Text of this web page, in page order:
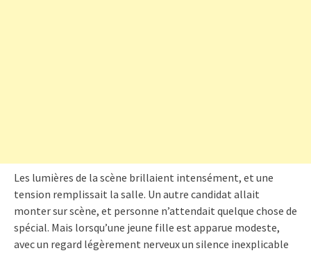
Les lumières de la scène brillaient intensément, et une
tension remplissait la salle. Un autre candidat allait
monter sur scène, et personne n’attendait quelque chose de
spécial. Mais lorsqu’une jeune fille est apparue modeste,
avec un regard légèrement nerveux un silence inexplicable